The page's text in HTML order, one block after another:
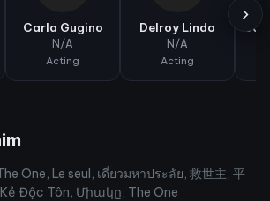
Carla Gugino
N/A
Acting
Delroy Lindo
N/A
Acting
›
One, Le seul, เดี่ยวมหาประลัย, 救世主, 平
Kẻ Độc Tôn, Միակը, The One